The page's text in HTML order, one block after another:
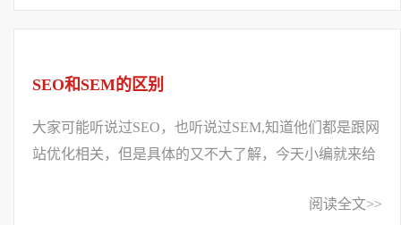
SEO和SEM的区别
大家可能听说过SEO，也听说过SEM,知道他们都是跟网
站优化相关，但是具体的又不大了解，今天小编就来给
阅读全文>>